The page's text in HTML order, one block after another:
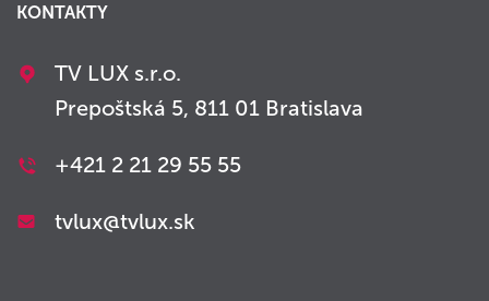
KONTAKTY
TV LUX s.r.o.
Prepoštská 5, 811 01 Bratislava
+421 2 21 29 55 55
tvlux@tvlux.sk